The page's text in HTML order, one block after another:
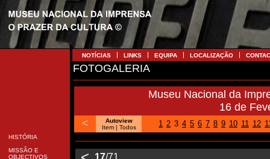
HISTÓRIA
MISSÃO E
OBJECTIVOS
NOTÍCIAS LINKS EQUIPA LOCALIZAÇÃO
FOTOGALERIA
Museu Nacional da
16 de
<
Autoview
Item | Todos 1 2 3 4 5 6 7 8 9 10 11 12
17/71